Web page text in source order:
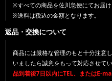
※すべての商品を佐川急便にてお届け
※送料は税込の金額となります。
返品・交換について
商品には厳格な管理のもと十分注意
いましたら誠意をもって対応させてい
品到着後7日以内にTEL、またはE-